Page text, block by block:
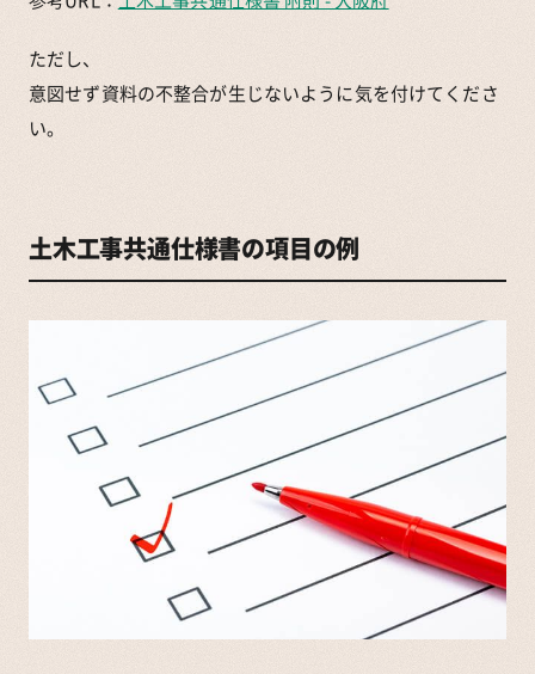
ただし、
意図せず資料の不整合が生じないように気を付けてくださ
い。
土木工事共通仕様書の項目の例